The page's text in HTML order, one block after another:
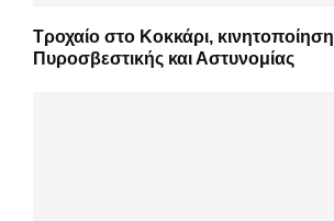
Τροχαίο στο Κοκκάρι, κινητοποίηση
Πυροσβεστικής και Αστυνομίας